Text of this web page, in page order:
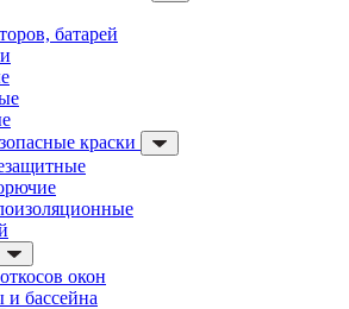
батарей
краски
окон
и бассейна